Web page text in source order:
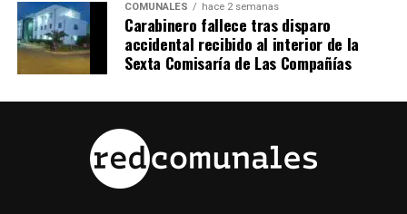
COMUNALES hace 2 semanas
Carabinero fallece tras disparo
accidental recibido al interior de la
Sexta Comisaría de Las Compañías